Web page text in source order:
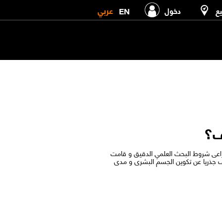
دخول EN عربي
شروط البحث العلمي الدقيق و قامت
جذريا عن تكوين الجسم البشرى و مدى